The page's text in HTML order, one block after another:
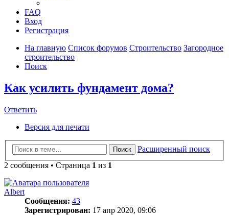
FAQ
Вход
Регистрация
На главную Список форумов Строительство Загородное
строительство
Поиск
Как усилить фундамент дома?
Ответить
Ответить
Версия для печати
Поиск
Расширенный поиск
2 сообщения • Страница 1 из 1
Albert
Сообщения: 43
Зарегистрирован: 17 апр 2020, 09:06